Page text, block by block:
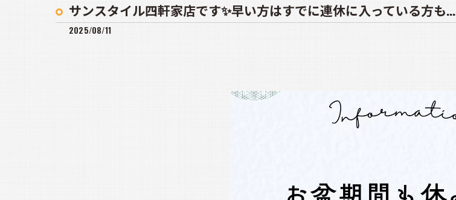
サンスタイル四軒家店です✨早い方はすでに連休に入っている方も...
2025/08/11